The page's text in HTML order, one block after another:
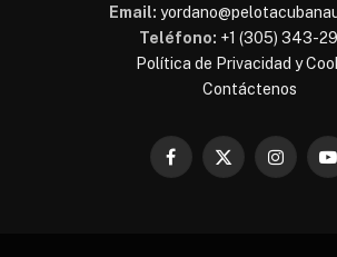
Email:
Teléfono: +1 (305) 343-
Política de Privacidad y
Contáctenos
Facebook
X